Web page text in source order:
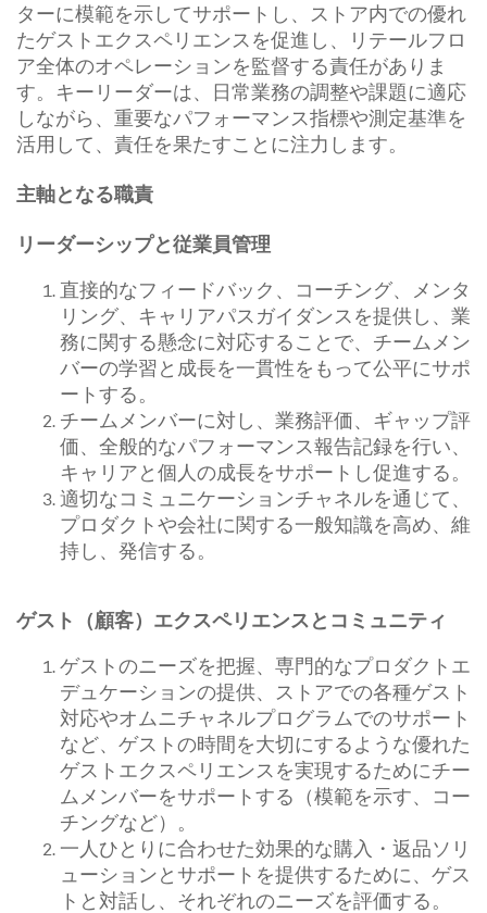
ターに模範を示してサポートし、ストア内での優れ
たゲストエクスペリエンスを促進し、リテールフロ
ア全体のオペレーションを監督する責任がありま
す。キーリーダーは、日常業務の調整や課題に適応
しながら、重要なパフォーマンス指標や測定基準を
活用して、責任を果たすことに注力します。
主軸となる職責
リーダーシップと従業員管理
直接的なフィードバック、コーチング、メンタ
リング、キャリアパスガイダンスを提供し、業
務に関する懸念に対応することで、チームメン
バーの学習と成長を一貫性をもって公平にサポ
ートする。
チームメンバーに対し、業務評価、ギャップ評
価、全般的なパフォーマンス報告記録を行い、
キャリアと個人の成長をサポートし促進する。
適切なコミュニケーションチャネルを通じて、
プロダクトや会社に関する一般知識を高め、維
持し、発信する。
ゲスト（顧客）エクスペリエンスとコミュニティ
ゲストのニーズを把握、専門的なプロダクトエ
デュケーションの提供、ストアでの各種ゲスト
対応やオムニチャネルプログラムでのサポート
など、ゲストの時間を大切にするような優れた
ゲストエクスペリエンスを実現するためにチー
ムメンバーをサポートする（模範を示す、コー
チングなど）。
一人ひとりに合わせた効果的な購入・返品ソリ
ューションとサポートを提供するために、ゲス
トと対話し、それぞれのニーズを評価する。